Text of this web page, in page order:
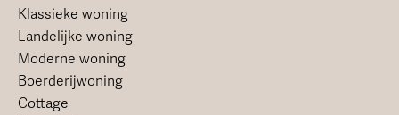
Klassieke woning
Landelijke woning
Moderne woning
Boerderijwoning
Cottage